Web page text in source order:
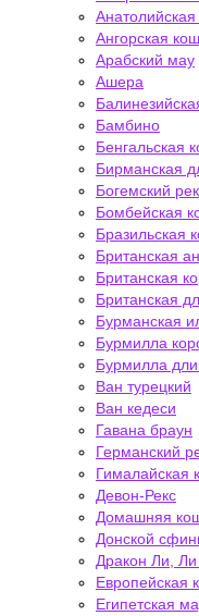
Ангорская
Арабский мау
Ашера
Бамбино
Бенгальская
Бирманская
Богемский
Бомбейская
Бразильская
Британская
Британская
Британская
Бурманская
Бурмилла
Бурмилла
Ван турецкий
Ван кедеси
Гавана браун
Германский
Гималайская
Девон-Рекс
Домашняя
Донской
Дракон Ли,
Европейская
Египетская